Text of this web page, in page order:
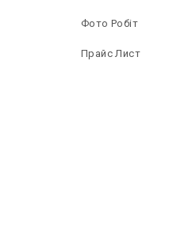
Фото Робіт
Прайс Лист